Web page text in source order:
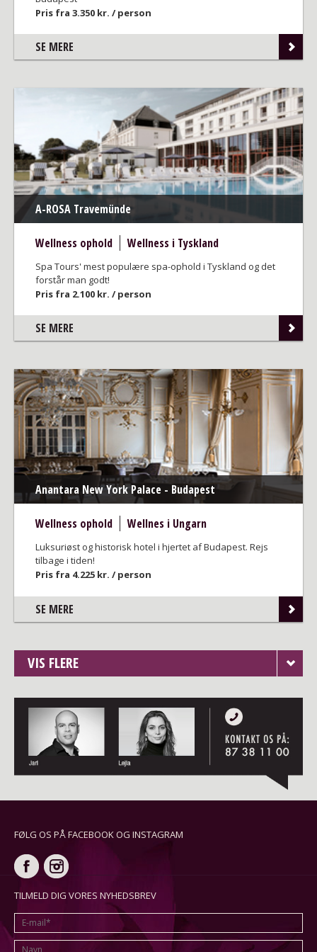
Pris fra 3.350 kr. / person
SE MERE
A-ROSA Travemünde
Wellness ophold Wellness i Tyskland
Spa Tours' mest populære spa-ophold i Tyskland og det
forstår man godt!
Pris fra 2.100 kr. / person
SE MERE
Anantara New York Palace - Budapest
Wellness ophold Wellnes i Ungarn
Luksuriøst og historisk hotel i hjertet af Budapest. Rejs
tilbage i tiden!
Pris fra 4.225 kr. / person
SE MERE
VIS FLERE
FØLG OS PÅ FACEBOOK OG INSTAGRAM
TILMELD DIG VORES NYHEDSBREV